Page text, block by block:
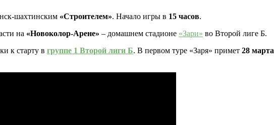
шахтинским «Строителем». Начало игры в 15 часов.
на «Новоколор-Арене» – домашнем стадионе «Зари» во Второй лиге Б.
к старту в группе 1 Второй лиги Б. В первом туре «Заря» примет 28 марта